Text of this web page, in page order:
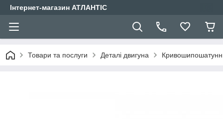
Інтернет-магазин АТЛАНТІС
Товари та послуги Деталі двигуна